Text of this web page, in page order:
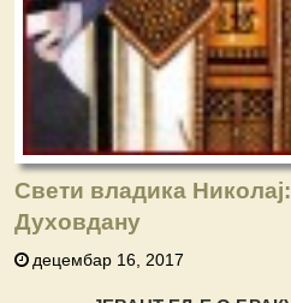
Свети владика
Духовдану
децембар 16, 2017